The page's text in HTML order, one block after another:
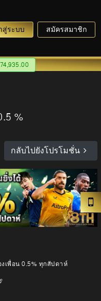
สู่ระบบ สมัครสมาชิก
%
กลับไปยังโปรโมชั่น
เพื่อน 0.5% ทุกสัปดาห์